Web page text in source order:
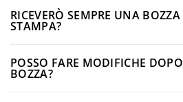
RICEVERÒ SEMPRE UNA
STAMPA?
POSSO FARE MODIFICHE
BOZZA?